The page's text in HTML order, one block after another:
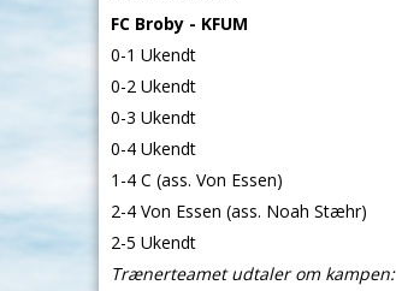
FC Broby - KFUM
0-1 Ukendt
0-2 Ukendt
0-3 Ukendt
0-4 Ukendt
1-4 C (ass. Von Essen)
2-4 Von Essen (ass. Noah Stæhr)
2-5 Ukendt
Trænerteamet udtaler om kampen: